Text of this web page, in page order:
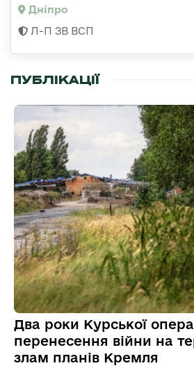
Дніпро
Л-П ЗВ ВСП
ПУБЛІКАЦІЇ
Два роки Курської
перенесення війни на
злам планів Кремля